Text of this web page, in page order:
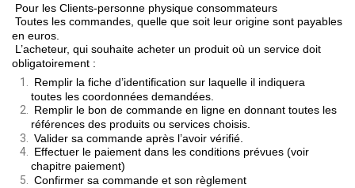
Pour les Clients-personne physique consommateurs
Toutes les commandes, quelle que soit leur origine sont payables
en euros.
L’acheteur, qui souhaite acheter un produit où un service doit
obligatoirement :
Remplir la fiche d’identification sur laquelle il indiquera
toutes les coordonnées demandées.
Remplir le bon de commande en ligne en donnant toutes les
références des produits ou services choisis.
Valider sa commande après l’avoir vérifié.
Effectuer le paiement dans les conditions prévues (voir
chapitre paiement)
Confirmer sa commande et son règlement